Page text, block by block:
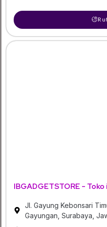
IBGADGETSTORE -
Jl. Gayung Kebonsari
Gayungan, Surabaya,